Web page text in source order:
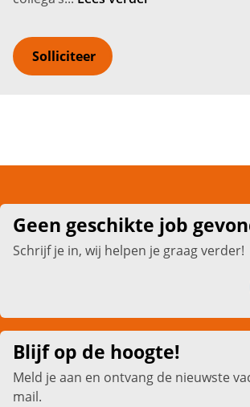
Solliciteer
Geen geschikte job
Schrijf je in, wij helpen je graag verder!
Blijf op de hoogte!
Meld je aan en ontvang de nieuwste
mail.